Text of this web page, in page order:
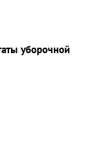
уборочной